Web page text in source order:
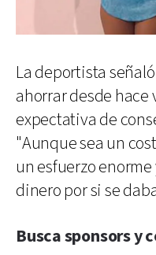
La deportista
ahorrar desde hace
expectativa de
"Aunque sea un
un esfuerzo
dinero por si se
Busca sponsors y